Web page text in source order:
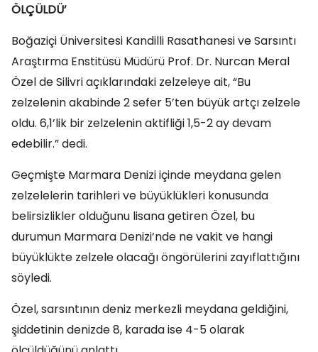
ÖLÇÜLDÜ’
Boğaziçi Üniversitesi Kandilli Rasathanesi ve Sarsıntı
Araştırma Enstitüsü Müdürü Prof. Dr. Nurcan Meral
Özel de Silivri açıklarındaki zelzeleye ait, “Bu
zelzelenin akabinde 2 sefer 5’ten büyük artçı zelzele
oldu. 6,1’lik bir zelzelenin aktifliği 1,5-2 ay devam
edebilir.” dedi.
Geçmişte Marmara Denizi içinde meydana gelen
zelzelelerin tarihleri ve büyüklükleri konusunda
belirsizlikler olduğunu lisana getiren Özel, bu
durumun Marmara Denizi’nde ne vakit ve hangi
büyüklükte zelzele olacağı öngörülerini zayıflattığını
söyledi.
Özel, sarsıntının deniz merkezli meydana geldiğini,
şiddetinin denizde 8, karada ise 4-5 olarak